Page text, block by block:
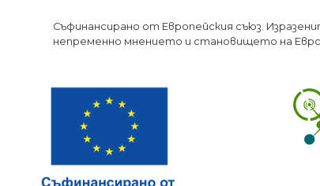
Съфинансирано от Европейския съюз.
непременно мнението и становището на